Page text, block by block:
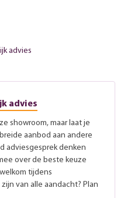
advies
advies
showroom, maar laat je
aanbod aan andere
adviesgesprek denken
over de beste keuze
tijdens
van alle aandacht? Plan